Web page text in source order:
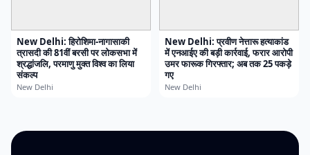
New Delhi: हिरोशिमा-नागासाकी
त्रासदी की 81वीं बरसी पर लोकसभा में
श्रद्धांजलि, परमाणु मुक्त विश्व का लिया
संकल्प
New Delhi
New Delhi: प्रवीण नेत्तारू हत्याकांड
में एनआईए की बड़ी कार्रवाई, फरार आरोपी
उमर फारूक गिरफ्तार; अब तक 25 पकड़े
गए
New Delhi